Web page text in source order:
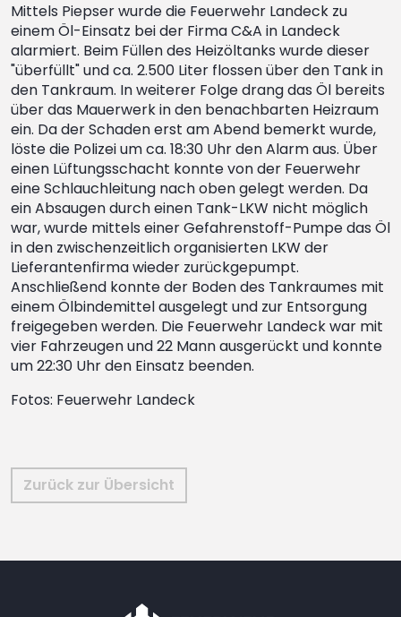
Mittels Piepser wurde die Feuerwehr Landeck zu
einem Öl-Einsatz bei der Firma C&A in Landeck
alarmiert. Beim Füllen des Heizöltanks wurde dieser
"überfüllt" und ca. 2.500 Liter flossen über den Tank in
den Tankraum. In weiterer Folge drang das Öl bereits
über das Mauerwerk in den benachbarten Heizraum
ein. Da der Schaden erst am Abend bemerkt wurde,
löste die Polizei um ca. 18:30 Uhr den Alarm aus. Über
einen Lüftungsschacht konnte von der Feuerwehr
eine Schlauchleitung nach oben gelegt werden. Da
ein Absaugen durch einen Tank-LKW nicht möglich
war, wurde mittels einer Gefahrenstoff-Pumpe das Öl
in den zwischenzeitlich organisierten LKW der
Lieferantenfirma wieder zurückgepumpt.
Anschließend konnte der Boden des Tankraumes mit
einem Ölbindemittel ausgelegt und zur Entsorgung
freigegeben werden. Die Feuerwehr Landeck war mit
vier Fahrzeugen und 22 Mann ausgerückt und konnte
um 22:30 Uhr den Einsatz beenden.
Fotos: Feuerwehr Landeck
Zurück zur Übersicht